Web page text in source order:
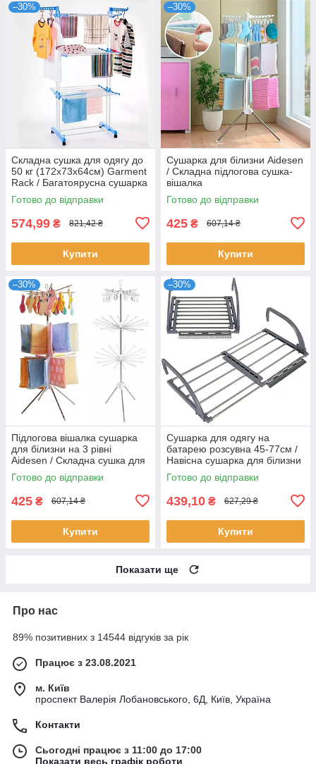
–30%
Складна сушка для одягу до
50 кг (172х73х64см) Garment
Rack / Багатоярусна сушарка
підлогова
Готово до відправки
574,99 ₴ 821,42 ₴
Купити
–30%
Сушарка для білизни Aidesen
/ Складна підлогова сушка-
вішалка
Готово до відправки
425 ₴ 607,14 ₴
Купити
–30%
Підлогова вішалка сушарка
для білизни на 3 рівні
Aidesen / Складна сушка для
речей
Готово до відправки
425 ₴ 607,14 ₴
Купити
–30%
Сушарка для одягу на
батарею розсувна 45-77см /
Навісна сушарка для білизни
/ Сушарка на батарею
Готово до відправки
439,10 ₴ 627,29 ₴
Купити
Показати ще
Про нас
89% позитивних з 14544 відгуків за рік
Працює з 23.08.2021
м. Київ
проспект Валерія Лобановського, 6Д, Київ, Україна
Контакти
Сьогодні працює з 11:00 до 17:00
Показати весь графік роботи